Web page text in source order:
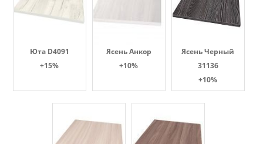
Юта D4091
+15%
Ясень Анкор
+10%
Ясень Черный
31136
+10%